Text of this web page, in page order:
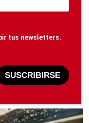
tus newsletters.
SUSCRIBIRSE